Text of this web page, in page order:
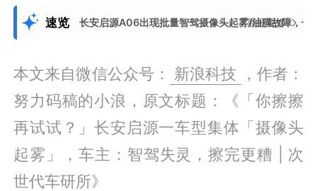
速览 长安启源A06出现批量智驾摄像头起雾/油膜故障，长
展开更多
本文来自微信公众号： 新浪科技
，作者：
努力码稿的小浪，原文标题：《「你擦擦
再试试？」长安启源一车型集体「摄像头
起雾」，车主：智驾失灵，擦完更糟 | 次
世代车研所》